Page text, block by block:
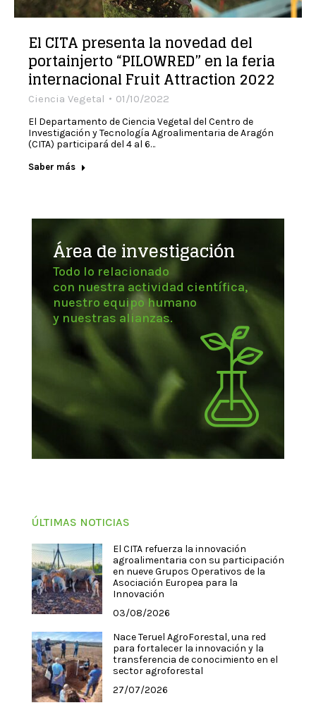
El CITA presenta la novedad del
portainjerto “PILOWRED” en la feria
internacional Fruit Attraction 2022
Ciencia Vegetal 01/10/2022
El Departamento de Ciencia Vegetal del Centro de
Investigación y Tecnología Agroalimentaria de Aragón
(CITA) participará del 4 al 6…
Saber más
Área de investigación
Todo lo relacionado
con nuestra actividad científica,
nuestro equipo humano
y nuestras alianzas.
ÚLTIMAS NOTICIAS
El CITA refuerza la innovación
agroalimentaria con su participación
en nueve Grupos Operativos de la
Asociación Europea para la
Innovación
03/08/2026
Nace Teruel AgroForestal, una red
para fortalecer la innovación y la
transferencia de conocimiento en el
sector agroforestal
27/07/2026